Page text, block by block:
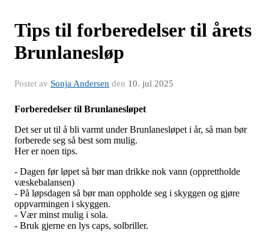
Tips til forberedelser til årets
Brunlanesløp
Postet av Sonja Andersen den 10. jul 2025
Forberedelser til Brunlanesløpet
Det ser ut til å bli varmt under Brunlanesløpet i år, så man bør
forberede seg så best som mulig.
Her er noen tips.
- Dagen før løpet så bør man drikke nok vann (opprettholde
væskebalansen)
- På løpsdagen så bør man oppholde seg i skyggen og gjøre
oppvarmingen i skyggen.
- Vær minst mulig i sola.
- Bruk gjerne en lys caps, solbriller.